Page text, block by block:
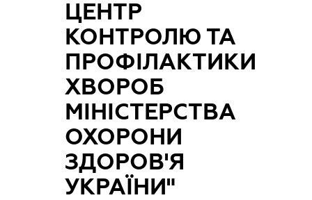
ЦЕНТР
КОНТРОЛЮ ТА
ПРОФІЛАКТИКИ
ХВОРОБ
МІНІСТЕРСТВА
ОХОРОНИ
ЗДОРОВ'Я
УКРАЇНИ"